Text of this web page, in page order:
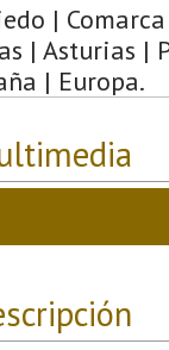
|
| Asturias |
| Europa.